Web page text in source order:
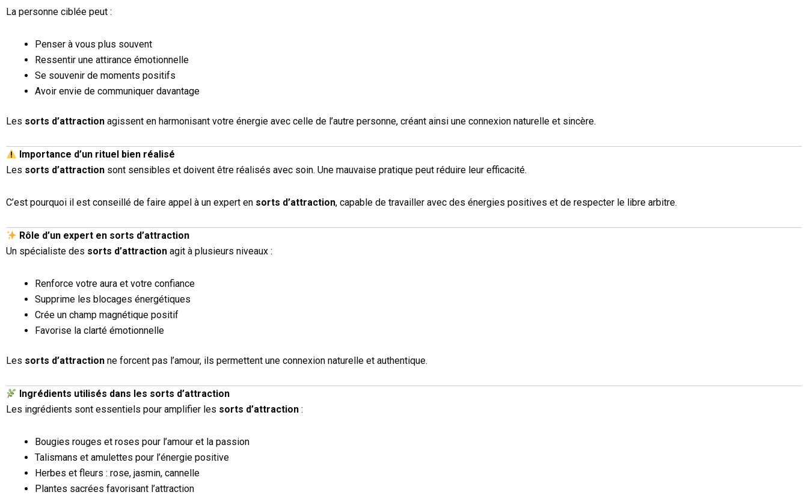
La personne ciblée peut :
Penser à vous plus souvent
Ressentir une attirance émotionnelle
Se souvenir de moments positifs
Avoir envie de communiquer davantage
Les sorts d’attraction agissent en harmonisant votre énergie avec celle de l’autre personne, créant ainsi une connexion naturelle et sincère.
Importance d’un rituel bien réalisé
Les sorts d’attraction sont sensibles et doivent être réalisés avec soin. Une mauvaise pratique peut réduire leur efficacité.
C’est pourquoi il est conseillé de faire appel à un expert en sorts d’attraction, capable de travailler avec des énergies positives et de respecter le libre arbitre.
Rôle d’un expert en sorts d’attraction
Un spécialiste des sorts d’attraction agit à plusieurs niveaux :
Renforce votre aura et votre confiance
Supprime les blocages énergétiques
Crée un champ magnétique positif
Favorise la clarté émotionnelle
Les sorts d’attraction ne forcent pas l’amour, ils permettent une connexion naturelle et authentique.
Ingrédients utilisés dans les sorts d’attraction
Les ingrédients sont essentiels pour amplifier les sorts d’attraction :
Bougies rouges et roses pour l’amour et la passion
Talismans et amulettes pour l’énergie positive
Herbes et fleurs : rose, jasmin, cannelle
Plantes sacrées favorisant l’attraction